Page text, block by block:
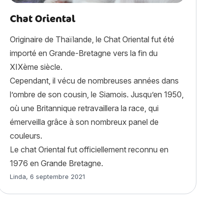
Chat Oriental
Originaire de Thaïlande, le Chat Oriental fut été
importé en Grande-Bretagne vers la fin du
XIXème siècle.
Cependant, il vécu de nombreuses années dans
l’ombre de son cousin, le Siamois. Jusqu’en 1950,
où une Britannique retravaillera la race, qui
émerveilla grâce à son nombreux panel de
couleurs.
Le chat Oriental fut officiellement reconnu en
1976 en Grande Bretagne.
Article rédigé par
Linda, 6 septembre 2021